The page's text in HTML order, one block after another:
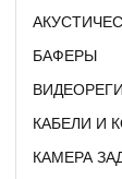
БАФЕРЫ
КАБЕЛИ И
КАМЕРА